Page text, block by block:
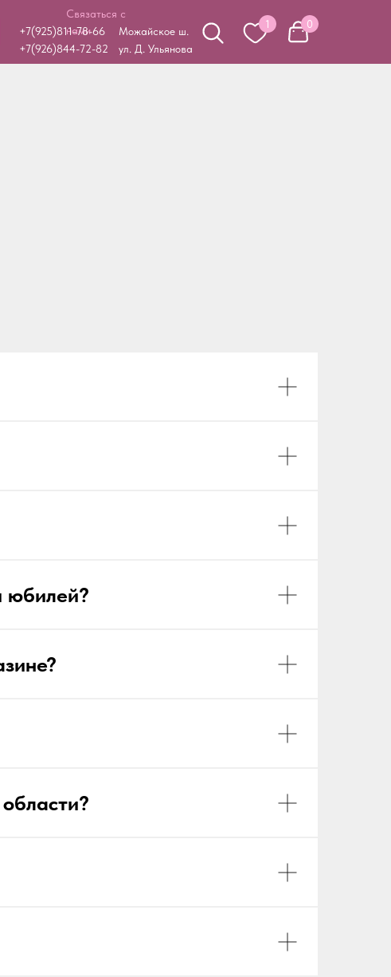
Связаться с
нами
+7(925)811-78-66
Можайское ш.
ул. Д. Ульянова
+7(926)844-72-82
1 0
юбилей?